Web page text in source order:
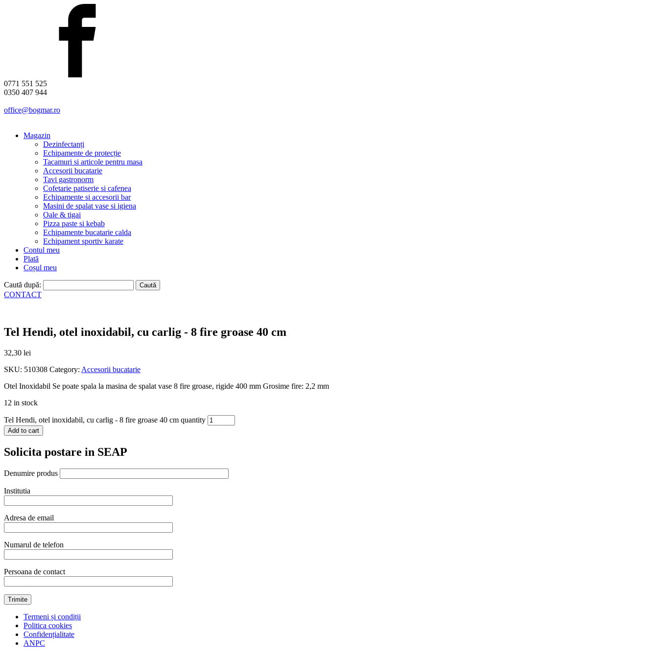
0771 551 525
0350 407 944
office@bogmar.ro
Magazin
Dezinfectanți
Echipamente de protecție
Tacamuri si articole pentru masa
Accesorii bucatarie
Tavi gastronorm
Cofetarie patiserie si cafenea
Echipamente si accesorii bar
Masini de spalat vase si igiena
Oale & tigai
Pizza paste si kebab
Echipamente bucatarie calda
Echipament sportiv karate
Contul meu
Plată
Coșul meu
Caută după:
CONTACT
Tel Hendi, otel inoxidabil, cu carlig - 8 fire groase 40 cm
32,30 lei
SKU: 510308 Category: Accesorii bucatarie
Otel Inoxidabil Se poate spala la masina de spalat vase 8 fire groase, rigide 400 mm Grosime fire: 2,2 mm
12 in stock
Tel Hendi, otel inoxidabil, cu carlig - 8 fire groase 40 cm quantity
Add to cart
Solicita postare in SEAP
Denumire produs
Institutia
Adresa de email
Numarul de telefon
Persoana de contact
Termeni și condiții
Politica cookies
Confidențialitate
ANPC